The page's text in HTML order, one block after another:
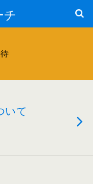
いて